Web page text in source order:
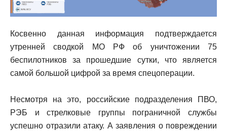
Косвенно данная информация подтверждается
утренней сводкой МО РФ об уничтожении 75
беспилотников за прошедшие сутки, что является
самой большой цифрой за время спецоперации.
Несмотря на это, российские подразделения ПВО,
РЭБ и стрелковые группы пограничной службы
успешно отразили атаку. А заявления о повреждении